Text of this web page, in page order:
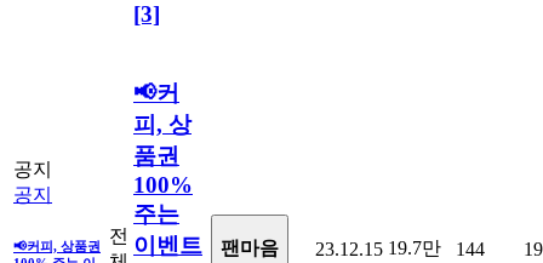
[3]
공지
공지
📢커피, 상품권
전
📢커
피, 상
품권
100%
주는
이벤트
팬마음 23.12.15 19.7만 144 19